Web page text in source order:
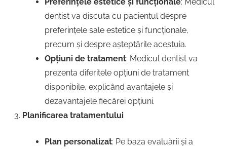
dentist va discuta cu pacientul despre
preferințele sale estetice și funcționale,
precum și despre așteptările acestuia.
Opțiuni de tratament: Medicul dentist va
prezenta diferitele opțiuni de tratament
disponibile, explicând avantajele și
dezavantajele fiecărei opțiuni.
Planificarea tratamentului
Plan personalizat: Pe baza evaluării și a